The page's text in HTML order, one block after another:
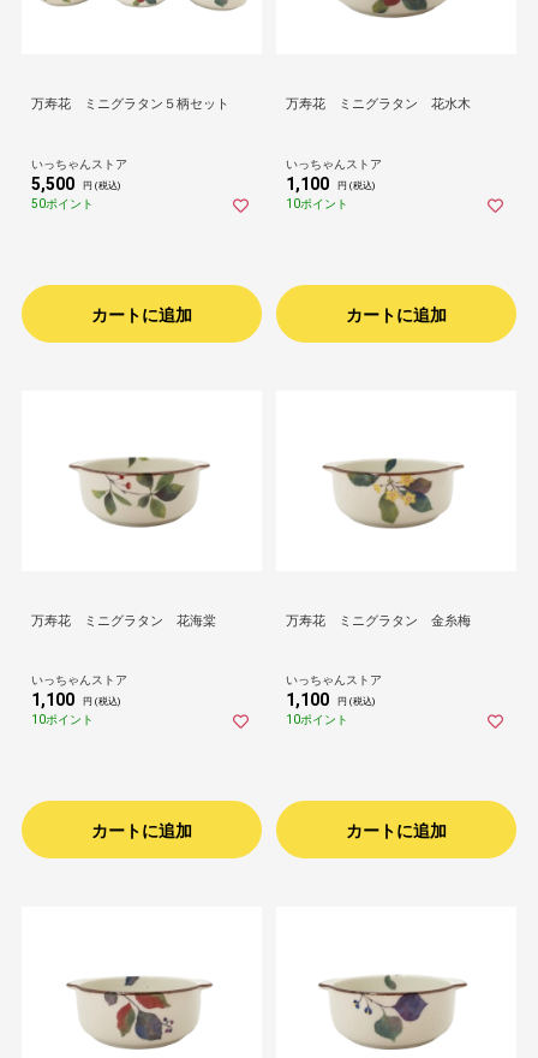
万寿花 ミニグラタン５柄セット
いっちゃんストア
5,500 円 (税込)
50ポイント
カートに追加
万寿花 ミニグラタン 花水木
いっちゃんストア
1,100 円 (税込)
10ポイント
カートに追加
万寿花 ミニグラタン 花海棠
いっちゃんストア
1,100 円 (税込)
10ポイント
カートに追加
万寿花 ミニグラタン 金糸梅
いっちゃんストア
1,100 円 (税込)
10ポイント
カートに追加